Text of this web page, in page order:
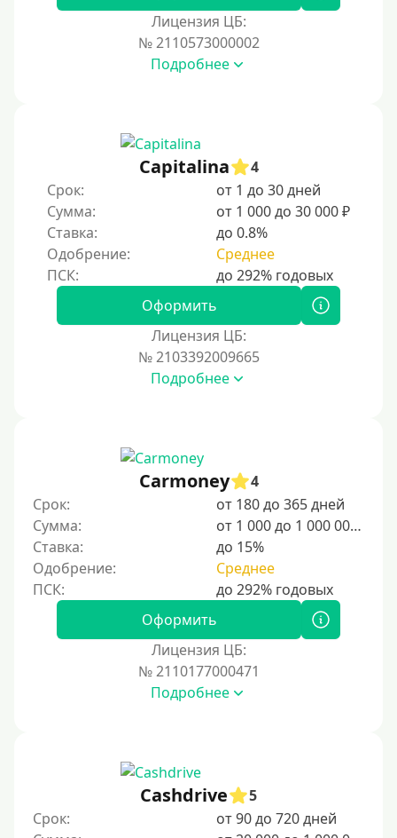
Лицензия ЦБ:
№ 2110573000002
Подробнее
Capitalina
4
Срок:
от 1 до 30 дней
Сумма:
от 1 000 до 30 000 ₽
Ставка:
до 0.8%
Одобрение:
Среднее
Оформить
Лицензия ЦБ:
№ 2103392009665
Подробнее
Carmoney
4
Срок:
от 180 до 365 дней
Сумма:
от 1 000 до 1 000 000 ₽
Ставка:
до 15%
Одобрение:
Среднее
Оформить
Лицензия ЦБ:
№ 2110177000471
Подробнее
Cashdrive
5
Срок:
от 90 до 720 дней